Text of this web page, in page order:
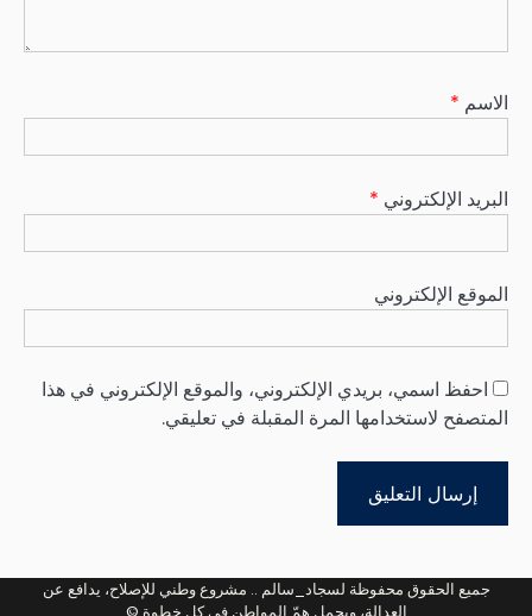
الاسم *
البريد الإلكتروني *
الموقع الإلكتروني
احفظ اسمي، بريدي الإلكتروني، والموقع الإلكتروني في هذا
المتصفح لاستخدامها المرة المقبلة في تعليقي.
جميع الحقوق محفوظة لسجاد_سالم .. مشروع وطني للإصلاح، يدافع عن